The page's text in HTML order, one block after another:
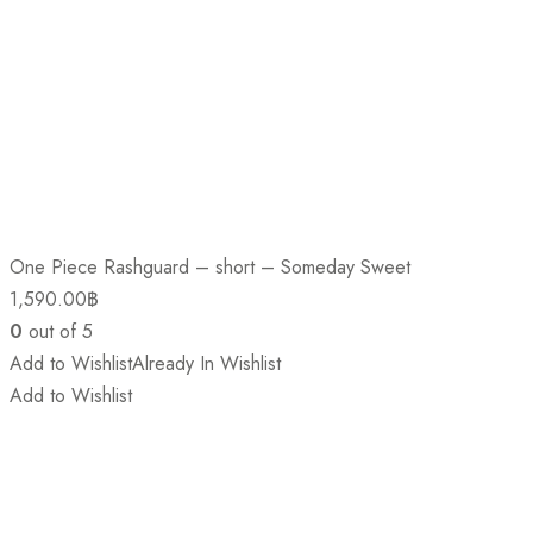
One Piece Rashguard – short – Someday Sweet
1,590.00฿
0 out of 5
Add to WishlistAlready In Wishlist
Add to Wishlist